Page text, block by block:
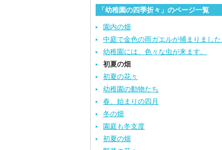
「幼稚園の四季折々」のページ一覧
園内の畑
中庭で金色の雨ガエルが捕まりまし
幼稚園には、色々な虫が来ます。
初夏の畑
初夏の花々
幼稚園の動物たち
春、始まりの四月
冬の畑
園庭も冬支度
初夏の畑